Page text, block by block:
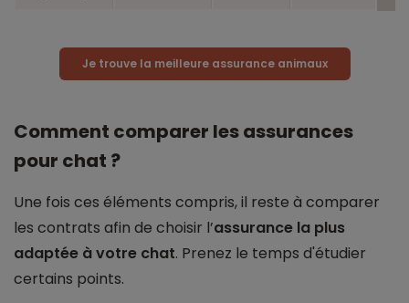
Je trouve la meilleure assurance animaux
Comment comparer les assurances
pour chat ?
Une fois ces éléments compris, il reste à comparer
les contrats afin de choisir l’assurance la plus
adaptée à votre chat. Prenez le temps d'étudier
certains points.